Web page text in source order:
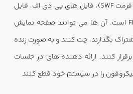
برنامه فلش (فایل هایی با فرمت SWF)، فایل های پی دی اف، فایل
های mp3 و فایل های FLV است. آن ها می توانند صفحه نمایش
بگذارند، چت کنند و به صورت زنده
کنند. ارائه دهنده های در جلسات
را در سیستم خود قطع کنند